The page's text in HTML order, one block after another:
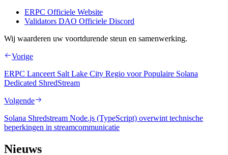
ERPC Officiele Website
Validators DAO Officiele Discord
Wij waarderen uw voortdurende steun en samenwerking.
Vorige
ERPC Lanceert Salt Lake City Regio voor Populaire Solana
Dedicated ShredStream
Volgende
Solana Shredstream Node.js (TypeScript) overwint technische
beperkingen in streamcommunicatie
Nieuws